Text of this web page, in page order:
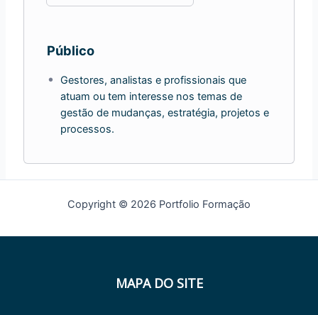
Público
Gestores, analistas e profissionais que
atuam ou tem interesse nos temas de
gestão de mudanças, estratégia, projetos e
processos.
Copyright © 2026 Portfolio Formação
MAPA DO SITE